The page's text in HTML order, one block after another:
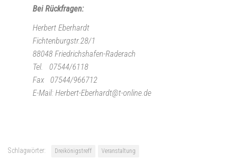
Bei Rückfragen:
Herbert Eberhardt
Fichtenburgstr.28/1
88048 Friedrichshafen-Raderach
Tel. 07544/6118
Fax 07544/966712
E-Mail: Herbert-Eberhardt@t-online.de
Schlagwörter: Dreikönigstreff Veranstaltung